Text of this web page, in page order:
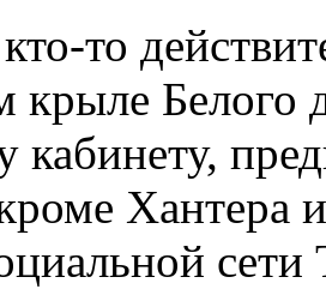
то
крыле Белого
кабинету,
Хантера
сети